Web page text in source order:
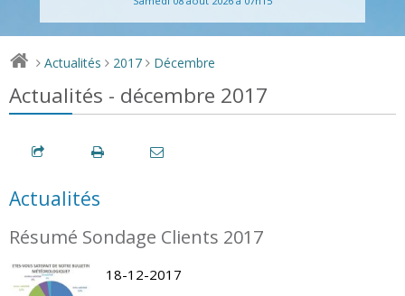
> Actualités > 2017 > Décembre
Actualités - décembre 2017
Actualités
Résumé Sondage Clients 2017
18-12-2017